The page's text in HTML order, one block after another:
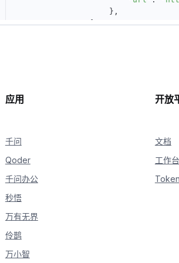
} ,
},
print
message
应用
千问
Qoder
千问办公
秒悟
万有无界
伶鹊
万小智
开放
文档
工作台